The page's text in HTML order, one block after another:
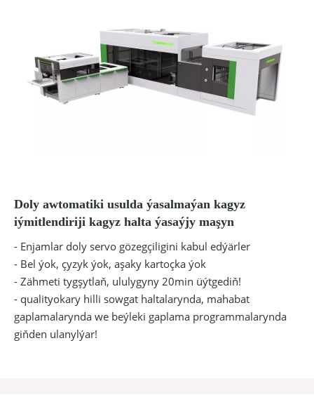
Doly awtomatiki usulda ýasalmaýan kagyz
iýmitlendiriji kagyz halta ýasaýjy maşyn
- Enjamlar doly servo gözegçiligini kabul edýärler
- Bel ýok, çyzyk ýok, aşaky kartoçka ýok
- Zähmeti tygşytlaň, ululygyny 20min üýtgediň!
- qualityokary hilli sowgat haltalarynda, mahabat
gaplamalarynda we beýleki gaplama programmalarynda
giňden ulanylýar!